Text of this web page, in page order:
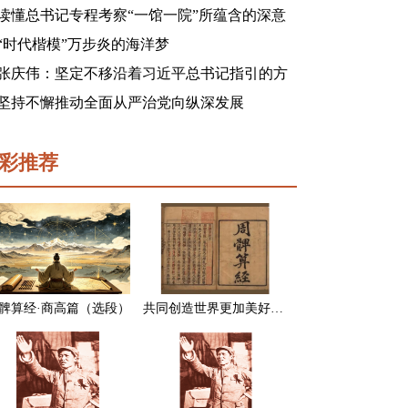
懂总书记专程考察“一馆一院”所蕴含的深意
时代楷模”万步炎的海洋梦
庆伟：坚定不移沿着习近平总书记指引的方
前进 凝心聚力奋进新征程建功新时代谱写新
持不懈推动全面从严治党向纵深发展
推荐
算经·商高篇（选段） 共同创造世界更加美好的未来